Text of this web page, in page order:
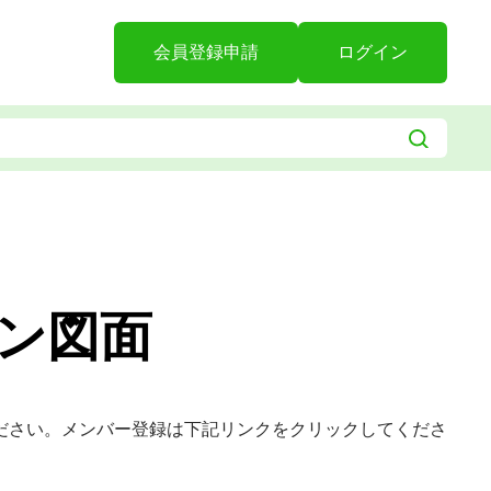
会員登録申請 ログイン
図面
い。メンバー登録は下記リンクをクリックしてくださ